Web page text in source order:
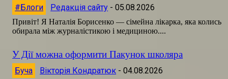
#Блоги Редакція сайту - 05.08.2026
Привіт! Я Наталія Борисенко — сімейна лікарка, яка колись
обирала між журналістикою і медициною....
У Дії можна оформити Пакунок школяра
Буча Вікторія Кондратюк - 04.08.2026